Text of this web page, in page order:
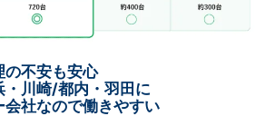
の不安も安心
・川崎/都内・羽田に
社なので働きやすい